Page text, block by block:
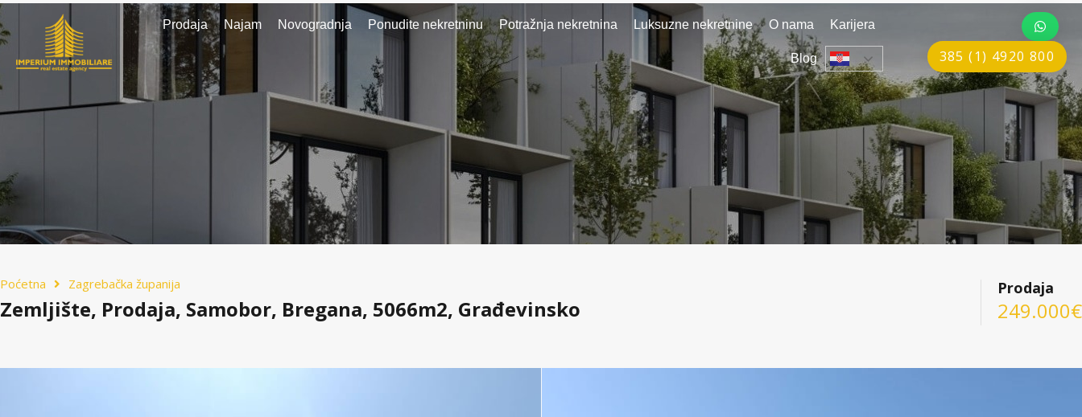
Prodaja Najam Novogradnja Ponudite nekretninu Potražnja nekretnina Luksuzne nekretnine O nama Karijera
Blog 385 (1) 4920 800
Poćetna Zagrebačka županija
Zemljište, Prodaja, Samobor, Bregana, 5066m2, Građevinsko
Prodaja
249.000€